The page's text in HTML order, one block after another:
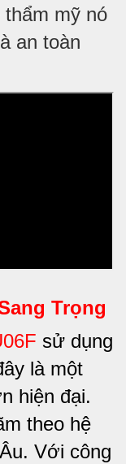
thẩm mỹ nó
an toàn
Trọng
sử dụng
là một
hiện đại.
theo hệ
Với công